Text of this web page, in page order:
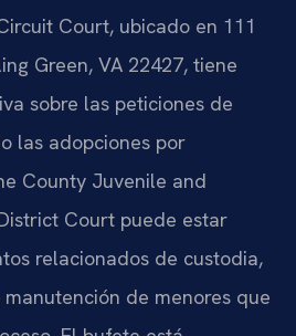
Court, ubicado en 111
Green, VA 22427, tiene
sobre las peticiones de
las adopciones por
County Juvenile and
Court puede estar
relacionados de custodia,
de menores que